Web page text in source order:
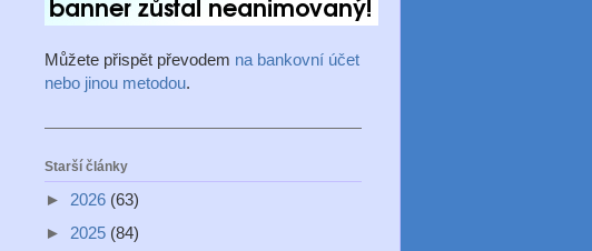
Můžete přispět převodem na bankovní účet
nebo jinou metodou.
Starší články
► 2026 (63)
► 2025 (84)